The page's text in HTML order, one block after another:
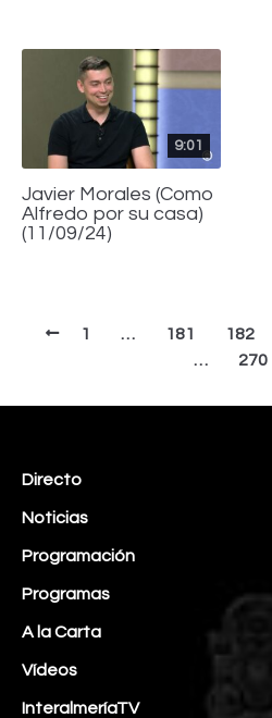
9:01
Javier Morales (Como
Alfredo por su casa)
(11/09/24)
1 … 181 182
…
270
Directo
Noticias
Programación
Programas
A la Carta
Vídeos
InteralmeríaTV